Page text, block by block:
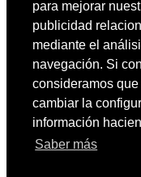
para mejorar
publicidad
mediante el
navegación. Si
consideramos
cambiar la
información
Saber más
BASIC
OFERTAS
NOVEDADES
CONTACTO